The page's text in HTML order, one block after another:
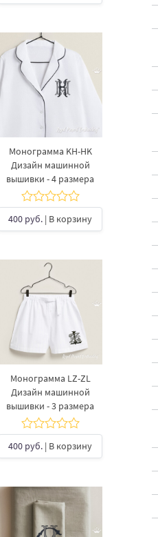
Монограмма KH-HK
Дизайн машинной
вышивки - 4 размера
400 руб. | В корзину
Монограмма LZ-ZL
Дизайн машинной
вышивки - 3 размера
400 руб. | В корзину